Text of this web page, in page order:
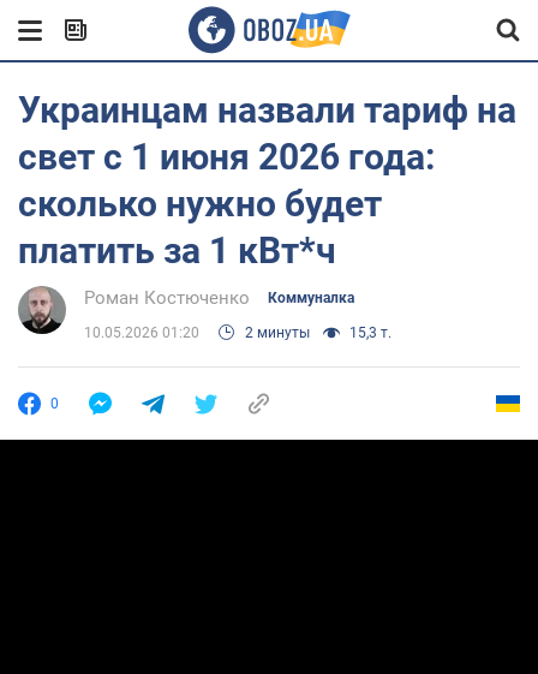
Украинцам назвали тариф на
свет с 1 июня 2026 года:
сколько нужно будет
платить за 1 кВт*ч
Роман Костюченко Коммуналка
10.05.2026 01:20 2 минуты 15,3 т.
0